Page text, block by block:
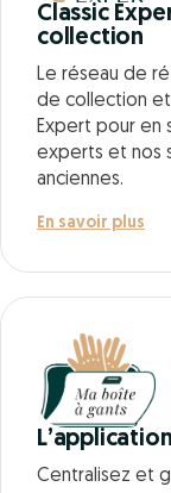
Classic
collection
Le réseau de
de collection
Expert pour en
experts et nos
anciennes.
En savoir plus
Centralisez et